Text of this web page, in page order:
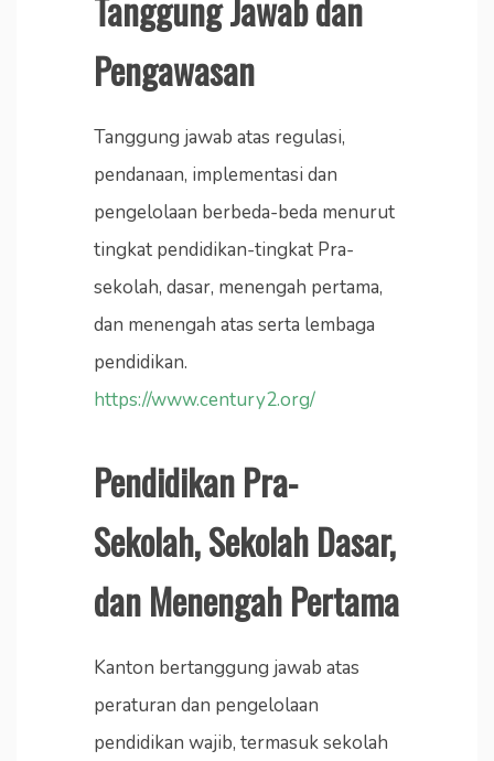
Pengawasan
Tanggung jawab atas regulasi,
pendanaan, implementasi dan
pengelolaan berbeda-beda menurut
tingkat pendidikan-tingkat Pra-
sekolah, dasar, menengah pertama,
dan menengah atas serta lembaga
pendidikan.
https://www.century2.org/
Pendidikan Pra-
Sekolah, Sekolah Dasar,
dan Menengah Pertama
Kanton bertanggung jawab atas
peraturan dan pengelolaan
pendidikan wajib, termasuk sekolah